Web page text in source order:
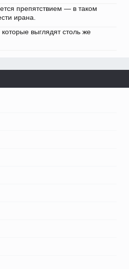
препятствием — в таком
ирана.
выглядят столь же